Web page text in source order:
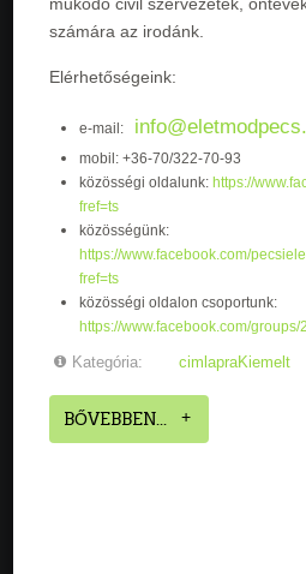
számára az irodánk.
Elérhetőségeink:
e-mail:
mobil: +36-70/322-70-93
közösségi oldalunk:https://
fref=ts
közösségünk:
https://www.facebook.com/
fref=ts
közösségi oldalon csoportunk:
https://www.facebook.com/
Kategória: cimlapraKiemelt
BŐVEBBEN...